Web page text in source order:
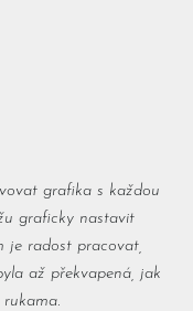
grafika s každou
graficky nastavit
je radost pracovat,
až překvapená, jak